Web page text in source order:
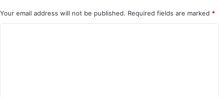
Your email address will not be published. Required fields are marked *